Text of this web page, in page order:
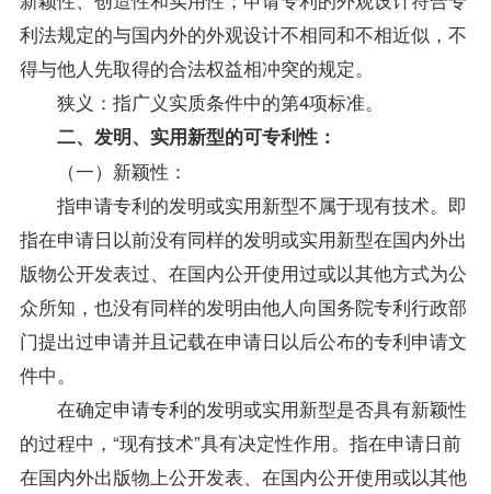
利法规定的与国内外的外观设计不相同和不相近似，不
得与他人先取得的合法权益相冲突的规定。
狭义：指广义实质条件中的第4项标准。
二、发明、实用新型的可专利性：
（一）新颖性：
指申请专利的发明或实用新型不属于现有技术。即
指在申请日以前没有同样的发明或实用新型在国内外出
版物公开发表过、在国内公开使用过或以其他方式为公
众所知，也没有同样的发明由他人向国务院专利行政部
门提出过申请并且记载在申请日以后公布的专利申请文
件中。
在确定申请专利的发明或实用新型是否具有新颖性
的过程中，“现有技术”具有决定性作用。指在申请日前
在国内外出版物上公开发表、在国内公开使用或以其他